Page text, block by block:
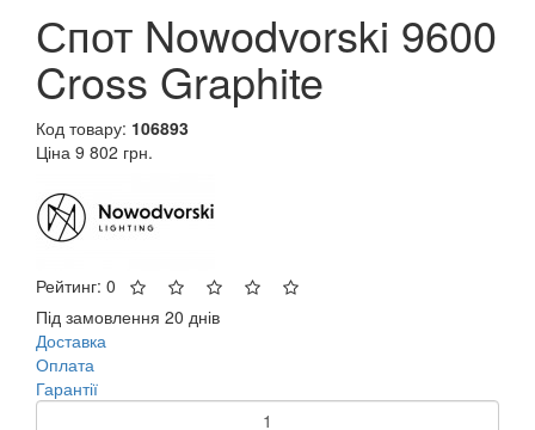
Спот Nowodvorski 9600
Cross Graphite
Код товару: 106893
Ціна 9 802 грн.
Рейтинг: 0
Під замовлення 20 днів
Доставка
Оплата
Гарантії